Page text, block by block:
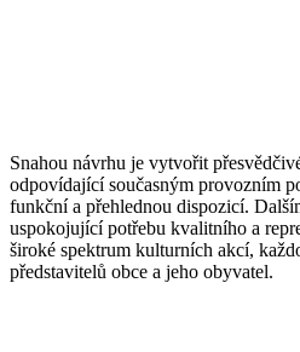
Snahou návrhu je vytvořit
odpovídající současným provozním
funkční a přehlednou dispozicí.
uspokojující potřebu kvalitního a
široké spektrum kulturních akcí,
představitelů obce a jeho obyvatel.